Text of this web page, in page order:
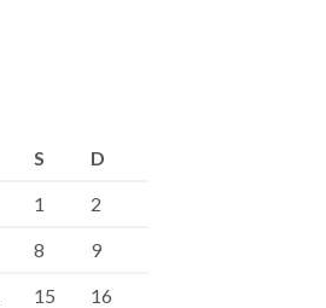
S
D
1
2
8
9
15
16